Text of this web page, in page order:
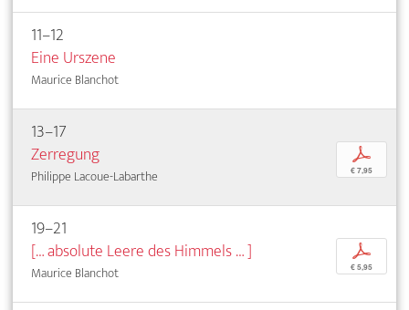
11–12
Eine Urszene
Maurice Blanchot
13–17
Zerregung
Philippe Lacoue-Labarthe
p
€ 7,95
19–21
[… absolute Leere des Himmels … ]
Maurice Blanchot
p
€ 5,95